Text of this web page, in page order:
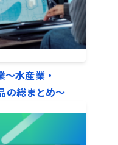
〜水産業・
の総まとめ〜